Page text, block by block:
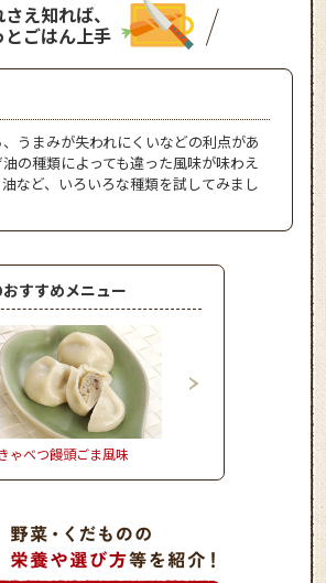
え知れば、
とごはん上手
うまみが失われにくいなどの利点があ
の種類によっても違った風味が味わえ
など、いろいろな種類を試してみまし
すすめメニュー
ゃべつ饅頭ごま風味